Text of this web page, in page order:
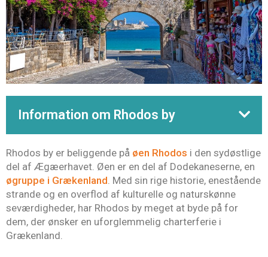
Information om Rhodos by
Rhodos by er beliggende på øen Rhodos i den sydøstlige
del af Ægæerhavet. Øen er en del af Dodekaneserne, en
øgruppe i Grækenland . Med sin rige historie, enestående
strande og en overflod af kulturelle og naturskønne
seværdigheder, har Rhodos by meget at byde på for
dem, der ønsker en uforglemmelig charterferie i
Grækenland.